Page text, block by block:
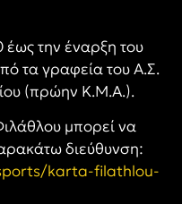
έως την έναρξη του
τα γραφεία του Α.Σ.
(πρώην Κ.Μ.Α.).
μπορεί να
διεύθυνση:
karta-filathlou-